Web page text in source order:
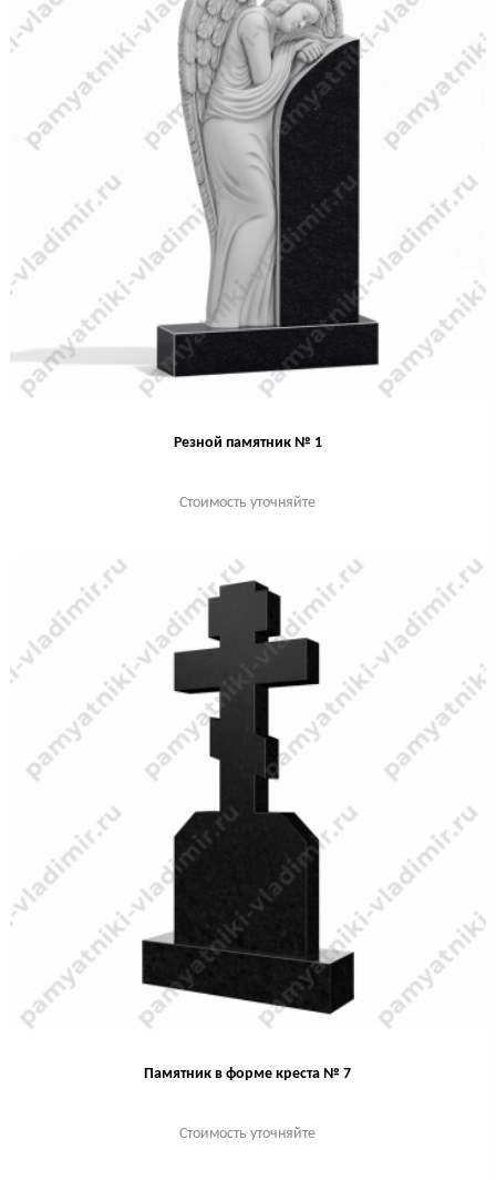
Резной памятник № 1
Стоимость уточняйте
Памятник в форме креста № 7
Стоимость уточняйте